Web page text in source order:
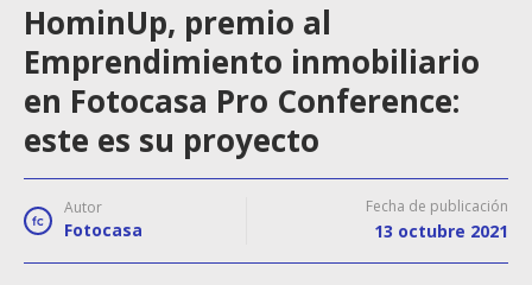
HominUp, premio al
Emprendimiento inmobiliario
en Fotocasa Pro Conference:
este es su proyecto
Autor
Fotocasa
Fecha de publicación
13 octubre 2021